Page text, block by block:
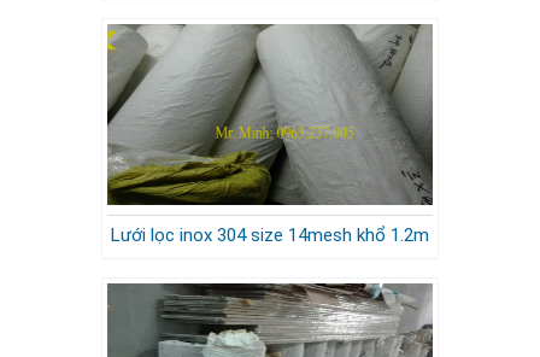
Lưới lọc inox 304 size 14mesh khổ 1.2m